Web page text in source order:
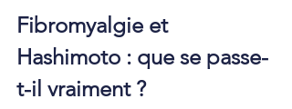
Fibromyalgie et
Hashimoto : que se passe-
t-il vraiment ?